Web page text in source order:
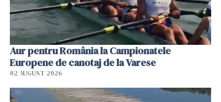
Aur pentru România la Campionatele
Europene de canotaj de la Varese
02 AUGUST 2026